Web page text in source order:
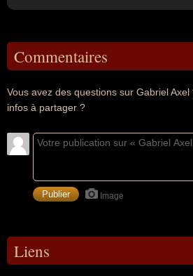
Commentaires
Vous avez des questions sur Gabriel
infos à partager ?
Image
Liens